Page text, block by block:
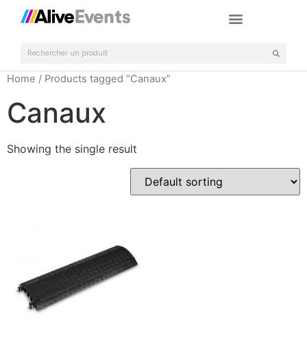
Home / Products tagged “Canaux”
Canaux
Showing the single result